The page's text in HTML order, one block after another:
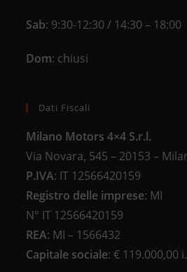
Sab: 9:30-12:30 / 14:30 – 18:00
Dom: chiusi
Dati Fiscali
Milano Motors 4×4 S.r.l.
Via Novara, 545 – 20153 –
P.IVA: IT 12566420159
Registro delle imprese: MI
N° IT 12566420159
REA: MI – 1566432
Capitale sociale: € 119.000,00